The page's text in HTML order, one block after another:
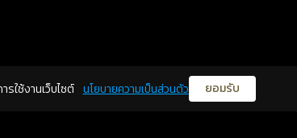
ใช้งานเว็บไซต์ นโยบายความเป็นส่วนตัว ยอมรับ